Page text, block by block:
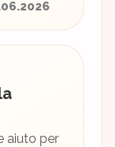
aiuto per